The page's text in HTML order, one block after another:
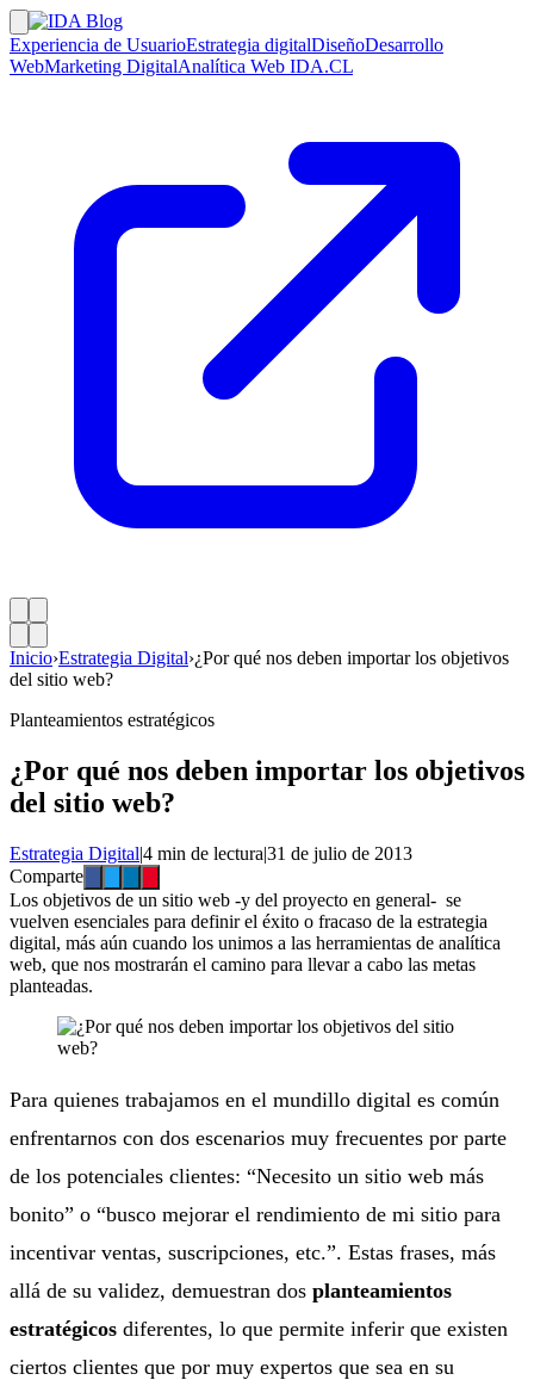
Experiencia de UsuarioEstrategia digitalDiseñoDesarrollo
WebMarketing DigitalAnalítica Web IDA.CL
Inicio›Estrategia Digital›¿Por qué nos deben importar los objetivos
del sitio web?
Planteamientos estratégicos
¿Por qué nos deben importar los objetivos
del sitio web?
Estrategia Digital|4 min de lectura|31 de julio de 2013
Comparte
Los objetivos de un sitio web -y del proyecto en general- se
vuelven esenciales para definir el éxito o fracaso de la estrategia
digital, más aún cuando los unimos a las herramientas de analítica
web, que nos mostrarán el camino para llevar a cabo las metas
planteadas.
Para quienes trabajamos en el mundillo digital es común
enfrentarnos con dos escenarios muy frecuentes por parte
de los potenciales clientes: “Necesito un sitio web más
bonito” o “busco mejorar el rendimiento de mi sitio para
incentivar ventas, suscripciones, etc.”. Estas frases, más
allá de su validez, demuestran dos planteamientos
estratégicos diferentes, lo que permite inferir que existen
ciertos clientes que por muy expertos que sea en su